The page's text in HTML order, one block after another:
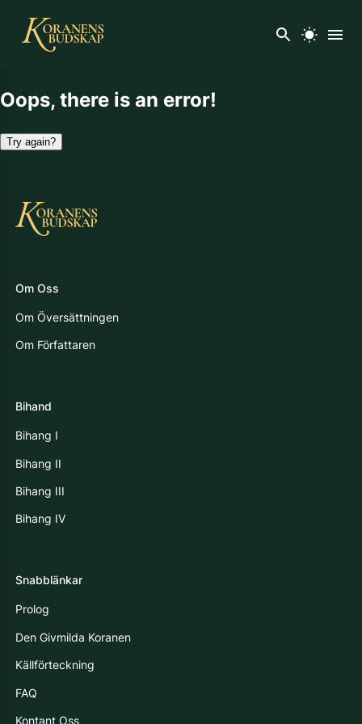
Oops, there is an error!
Try again?
Om Oss
Om Översättningen
Om Författaren
Bihand
Bihang I
Bihang II
Bihang III
Bihang IV
Snabblänkar
Prolog
Den Givmilda Koranen
Källförteckning
FAQ
Kontant Oss